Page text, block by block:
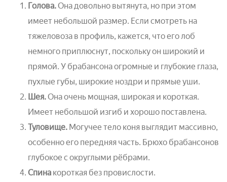
Голова.Она довольно вытянута, но при этом
имеет небольшой размер. Если смотреть на
тяжеловоза в профиль, кажется, что его лоб
немного приплюснут, поскольку он широкий и
прямой. У брабансона огромные и глубокие глаза,
пухлые губы, широкие ноздри и прямые уши.
Шея.Она очень мощная, широкая и короткая.
Имеет небольшой изгиб и хорошо поставлена.
Туловище. Могучее тело коня выглядит массивно,
особенно его передняя часть. Брюхо брабансонов
глубокое с округлыми рёбрами.
Спина короткая без провислости.